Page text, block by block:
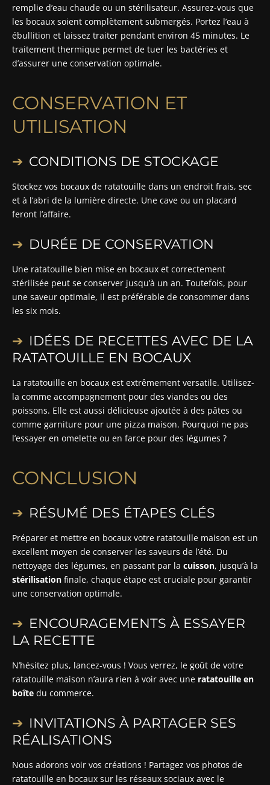
remplie d’eau chaude ou un stérilisateur. Assurez-vous que
les bocaux soient complètement submergés. Portez l’eau à
ébullition et laissez traiter pendant environ 45 minutes. Le
traitement thermique permet de tuer les bactéries et
d’assurer une conservation optimale.
CONSERVATION ET
UTILISATION
CONDITIONS DE STOCKAGE
Stockez vos bocaux de ratatouille dans un endroit frais, sec
et à l’abri de la lumière directe. Une cave ou un placard
feront l’affaire.
DURÉE DE CONSERVATION
Une ratatouille bien mise en bocaux et correctement
stérilisée peut se conserver jusqu’à un an. Toutefois, pour
une saveur optimale, il est préférable de consommer dans
les six mois.
IDÉES DE RECETTES AVEC DE LA
RATATOUILLE EN BOCAUX
La ratatouille en bocaux est extrêmement versatile. Utilisez-
la comme accompagnement pour des viandes ou des
poissons. Elle est aussi délicieuse ajoutée à des pâtes ou
comme garniture pour une pizza maison. Pourquoi ne pas
l’essayer en omelette ou en farce pour des légumes ?
CONCLUSION
RÉSUMÉ DES ÉTAPES CLÉS
Préparer et mettre en bocaux votre ratatouille maison est un
excellent moyen de conserver les saveurs de l’été. Du
nettoyage des légumes, en passant par la cuisson, jusqu’à la
stérilisation finale, chaque étape est cruciale pour garantir
une conservation optimale.
ENCOURAGEMENTS À ESSAYER
LA RECETTE
N’hésitez plus, lancez-vous ! Vous verrez, le goût de votre
ratatouille maison n’aura rien à voir avec une ratatouille en
boîte du commerce.
INVITATIONS À PARTAGER SES
RÉALISATIONS
Nous adorons voir vos créations ! Partagez vos photos de
ratatouille en bocaux sur les réseaux sociaux avec le